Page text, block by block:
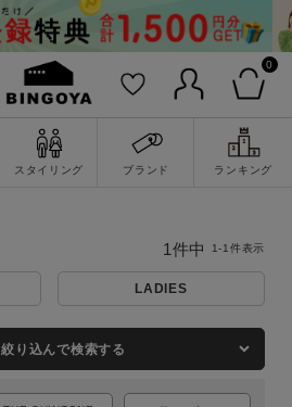
0
スタイリング ブランド ランキング
詳細検索
LADIES
絞り込んで検索する
1 件中 1-1件表示